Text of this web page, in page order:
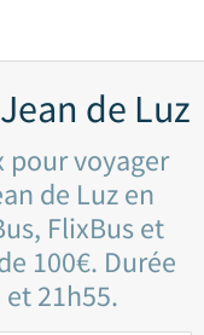
de Luz
pour voyager
de Luz en
FlixBus et
100€. Durée
21h55.